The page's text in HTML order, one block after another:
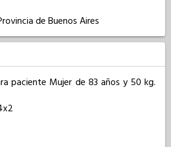
de Buenos Aires
paciente Mujer de 83 años y 50 kg.